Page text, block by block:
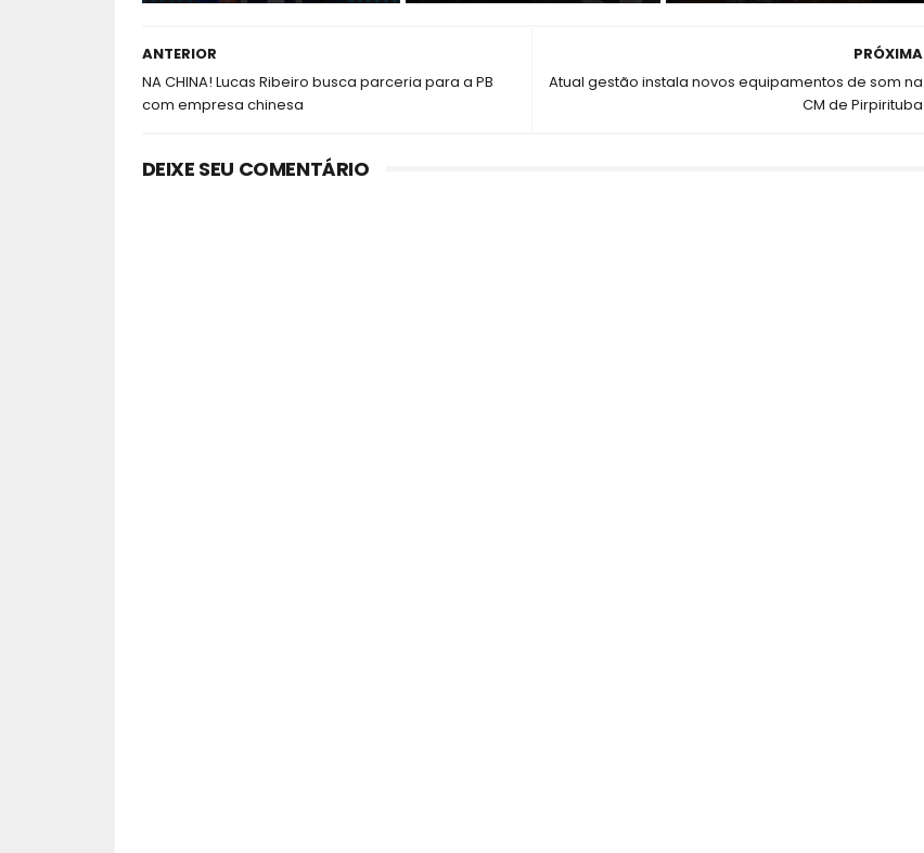
PRÓXIMA
Atual gestão instala novos equipamentos de som na
CM de Pirpirituba
ANTERIOR
NA CHINA! Lucas Ribeiro busca parceria para a PB
com empresa chinesa
DEIXE SEU COMENTÁRIO